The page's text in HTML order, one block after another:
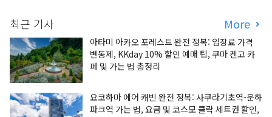
최근 기사 More
아타미 아카오 포레스트 완전 정복: 입장료 가격
변동제, KKday 10% 할인 예매 팁, 쿠마 켄고 카
페 및 가는 법 총정리
요코하마 에어 캐빈 완전 정복: 사쿠라기초역-운하
파크역 가는 법, 요금 및 코스모 클락 세트권 할인,